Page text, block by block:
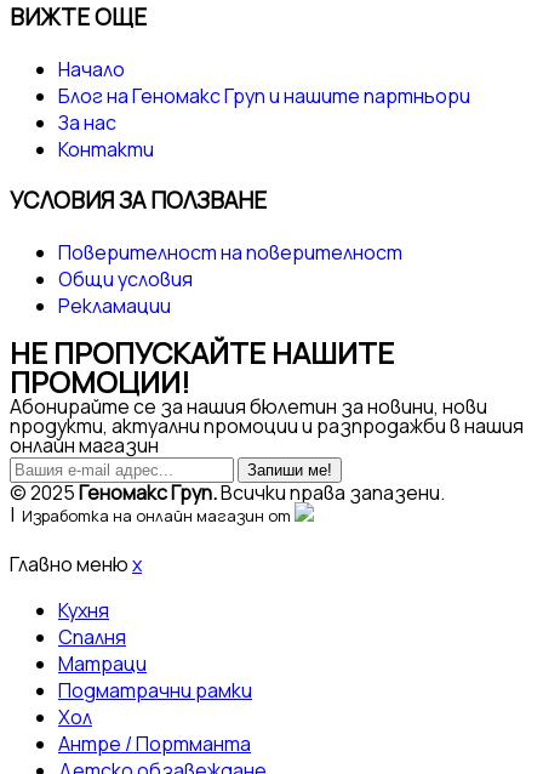
ВИЖТЕ ОЩЕ
Начало
Блог на Геномакс Груп и нашите партньори
За нас
Контакти
УСЛОВИЯ ЗА ПОЛЗВАНЕ
Поверителност на поверителност
Общи условия
Рекламации
НЕ ПРОПУСКАЙТЕ НАШИТЕ
ПРОМОЦИИ!
Абонирайте се за нашия бюлетин за новини, нови
продукти, актуални промоции и разпродажби в нашия
онлайн магазин
Запиши ме!
© 2025Геномакс Груп.Всички права запазени.
| Изработка на онлайн магазин от
Главно менюx
Кухня
Спалня
Матраци
Подматрачни рамки
Хол
Антре / Портманта